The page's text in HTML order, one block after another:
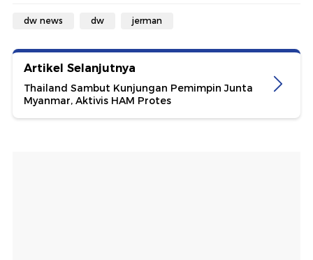
dw news dw jerman
Artikel Selanjutnya
Thailand Sambut Kunjungan Pemimpin Junta
Myanmar, Aktivis HAM Protes